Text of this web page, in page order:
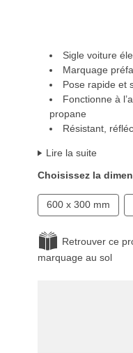
Sigle voiture
Marquage
Pose rapide et
Fonctionne à
propane
Résistant,
Lire la suite
Choisissez la
600 x 300 mm
Retrouver ce
marquage au sol